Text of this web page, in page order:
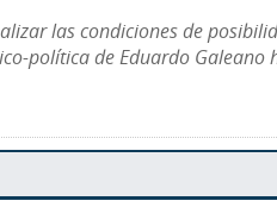
las condiciones de
política de Eduardo Galeano